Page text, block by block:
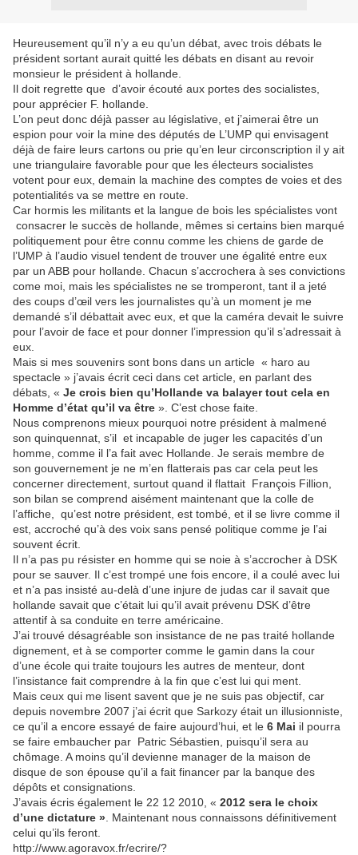
Heureusement qu’il n’y a eu qu’un débat, avec trois débats le
président sortant aurait quitté les débats en disant au revoir
monsieur le président à hollande.
Il doit regrette que d’avoir écouté aux portes des socialistes,
pour apprécier F. hollande.
L’on peut donc déjà passer au législative, et j’aimerai être un
espion pour voir la mine des députés de L’UMP qui envisagent
déjà de faire leurs cartons ou prie qu’en leur circonscription il y ait
une triangulaire favorable pour que les électeurs socialistes
votent pour eux, demain la machine des comptes de voies et des
potentialités va se mettre en route.
Car hormis les militants et la langue de bois les spécialistes vont
consacrer le succès de hollande, mêmes si certains bien marqué
politiquement pour être connu comme les chiens de garde de
l’UMP à l’audio visuel tendent de trouver une égalité entre eux
par un ABB pour hollande. Chacun s’accrochera à ses convictions
come moi, mais les spécialistes ne se tromperont, tant il a jeté
des coups d’œil vers les journalistes qu’à un moment je me
demandé s’il débattait avec eux, et que la caméra devait le suivre
pour l’avoir de face et pour donner l’impression qu’il s’adressait à
eux.
Mais si mes souvenirs sont bons dans un article « haro au
spectacle » j’avais écrit ceci dans cet article, en parlant des
débats, « Je crois bien qu’Hollande va balayer tout cela en
Homme d’état qu’il va être ». C’est chose faite.
Nous comprenons mieux pourquoi notre président à malmené
son quinquennat, s’il et incapable de juger les capacités d’un
homme, comme il l’a fait avec Hollande. Je serais membre de
son gouvernement je ne m’en flatterais pas car cela peut les
concerner directement, surtout quand il flattait François Fillion,
son bilan se comprend aisément maintenant que la colle de
l’affiche,
qu’est notre président, est tombé, et il se livre comme il
est, accroché qu’à des voix sans pensé politique comme je l’ai
souvent écrit.
Il n’a pas pu résister en homme qui se noie à s’accrocher à DSK
pour se sauver. Il c’est trompé une fois encore, il a coulé avec lui
et n’a pas insisté au-delà d’une injure de judas car il savait que
hollande savait que c’était lui qu’il avait prévenu DSK d’être
attentif à sa conduite en terre américaine.
J’ai trouvé désagréable son insistance de ne pas traité hollande
dignement, et à se comporter comme le gamin dans la cour
d’une école qui traite toujours les autres de menteur, dont
l’insistance fait comprendre à la fin que c’est lui qui ment.
Mais ceux qui me lisent savent que je ne suis pas objectif, car
depuis novembre 2007 j’ai écrit que Sarkozy était un illusionniste,
ce qu’il a encore essayé de faire aujourd’hui, et le 6 Mai il pourra
se faire embaucher par Patric Sébastien, puisqu’il sera au
chômage. A moins qu’il devienne manager de la maison de
disque de son épouse qu’il a fait financer par la banque des
dépôts et consignations.
J’avais écris également le 22 12 2010, « 2012 sera le choix
d’une dictature » . Maintenant nous connaissons définitivement
celui qu’ils feront.
http://www.agoravox.fr/ecrire/?